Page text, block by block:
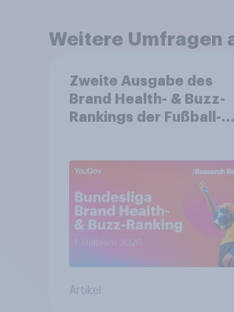
Weitere Umfragen
Zweite Ausgabe des
Brand Health- & Buzz-
Rankings der Fußball-
Spitzenposition
Artikel